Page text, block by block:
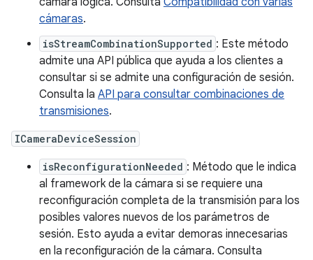
cámaras.
isStreamCombinationSupported : Este método
admite una API pública que ayuda a los clientes a
consultar si se admite una configuración de sesión.
Consulta la API para consultar combinaciones de
transmisiones.
ICameraDeviceSession
isReconfigurationNeeded : Método que le indica
al framework de la cámara si se requiere una
reconfiguración completa de la transmisión para los
posibles valores nuevos de los parámetros de
sesión. Esto ayuda a evitar demoras innecesarias
en la reconfiguración de la cámara. Consulta